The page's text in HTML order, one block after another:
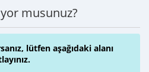
musunuz?
lütfen aşağıdaki alanı